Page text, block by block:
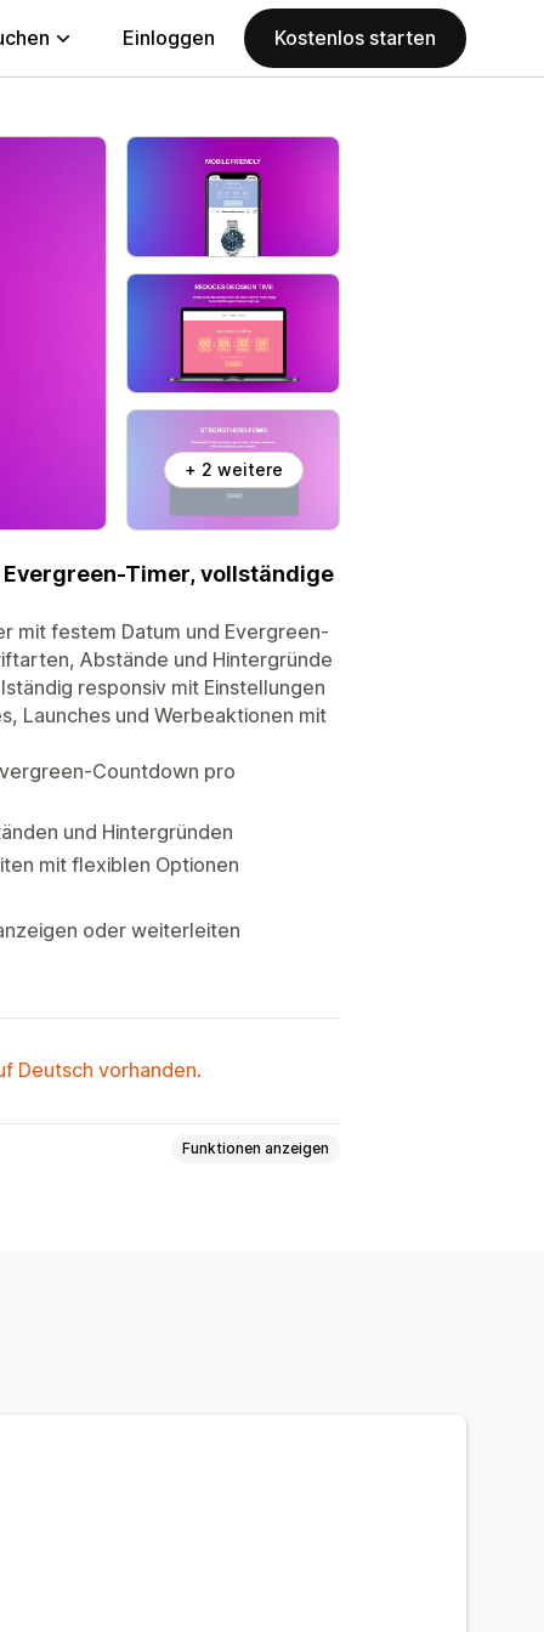
Einloggen Kostenlos starten
+ 2 weitere
Timer, vollständige
mit festem Datum und Evergreen-
Abstände und Hintergründe
responsiv mit Einstellungen
Launches und Werbeaktionen mit
Countdown pro
und Hintergründen
mit flexiblen Optionen
oder weiterleiten
Deutsch vorhanden.
Funktionen anzeigen